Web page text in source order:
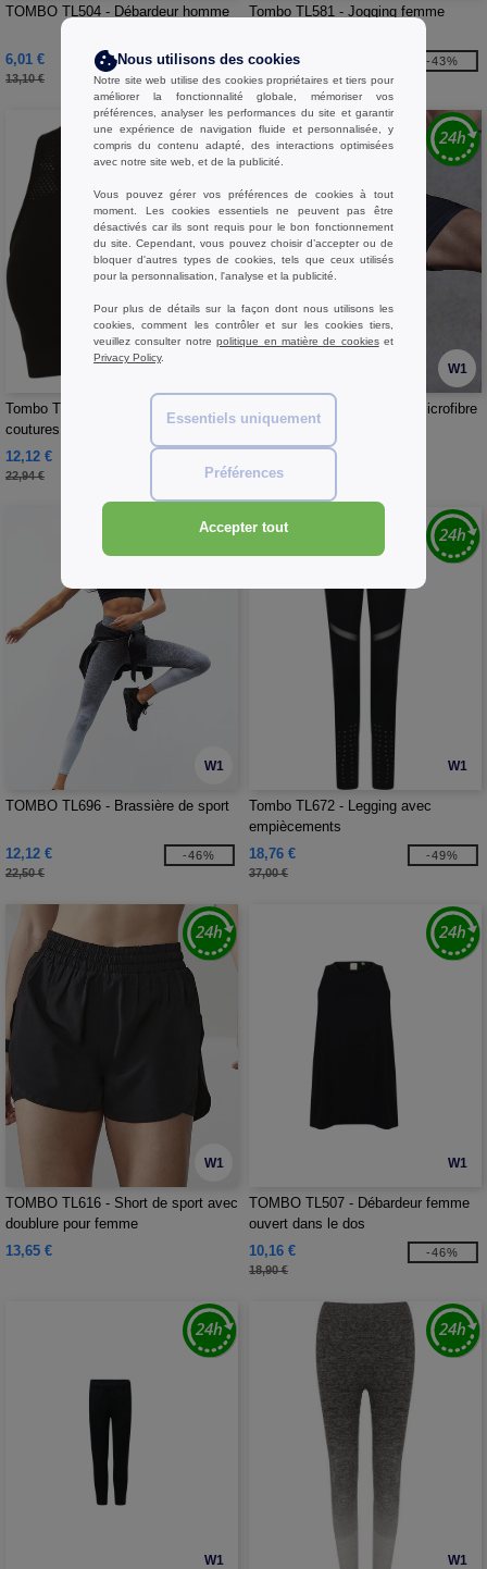
TOMBO TL504 - Débardeur homme
6,01 €
13,10 €
-54%
Tombo TL581 - Jogging femme
17,40 €
30,50 €
-43%
Tombo TL696 - Brassière sans
coutures
12,12 €
22,94 €
W1
TOMBO TL615 - Short en microfibre
homme
W1
TOMBO TL696 - Brassière de sport
12,12 €
22,50 €
-46%
W1
Tombo TL672 - Legging avec
empiècements
18,76 €
37,00 €
-49%
W1
TOMBO TL616 - Short de sport avec
doublure pour femme
13,65 €
W1
TOMBO TL507 - Débardeur femme
ouvert dans le dos
10,16 €
18,90 €
-46%
W1 W1
Nous utilisons des cookies
Notre site web utilise des cookies propriétaires et tiers pour
améliorer la fonctionnalité globale, mémoriser vos
préférences, analyser les performances du site et garantir
une expérience de navigation fluide et personnalisée, y
compris du contenu adapté, des interactions optimisées
avec notre site web, et de la publicité.
Vous pouvez gérer vos préférences de cookies à tout
moment. Les cookies essentiels ne peuvent pas être
désactivés car ils sont requis pour le bon fonctionnement
du site. Cependant, vous pouvez choisir d’accepter ou de
bloquer d'autres types de cookies, tels que ceux utilisés
pour la personnalisation, l'analyse et la publicité.
Pour plus de détails sur la façon dont nous utilisons les
cookies, comment les contrôler et sur les cookies tiers,
veuillez consulter notrepolitique en matière de cookieset
Privacy Policy.
Essentiels uniquement
Préférences
Accepter tout